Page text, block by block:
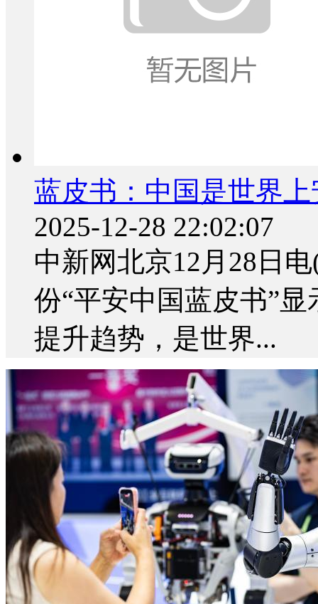
蓝皮书：中国是世界
2025-12-28 22:02:07
中新网北京12月28日
份“平安中国蓝皮书”
提升趋势，是世界...